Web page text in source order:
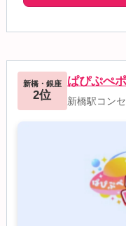
新橋・銀座
2位
ぱぴぷぺ
新橋駅コン